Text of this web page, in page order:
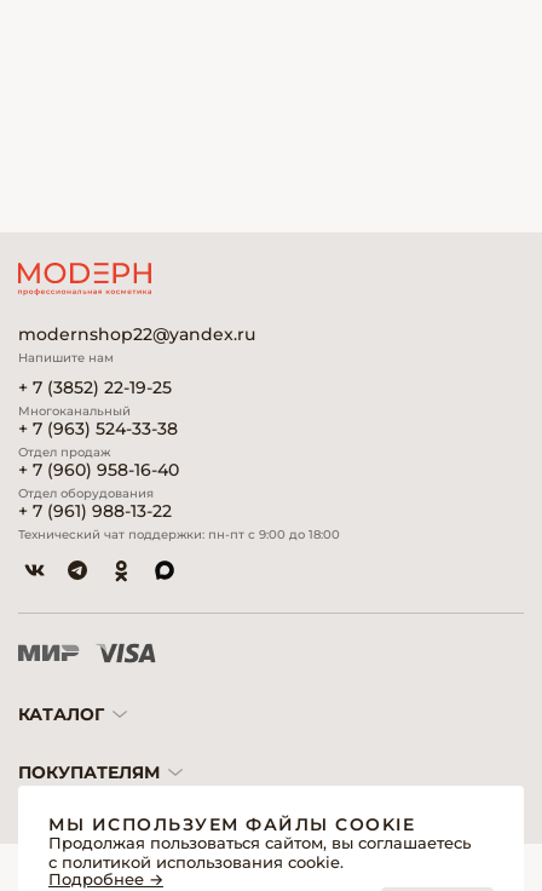
modernshop22@yandex.ru
Напишите нам
+ 7 (3852) 22-19-25
Многоканальный
+ 7 (963) 524-33-38
Отдел продаж
+ 7 (960) 958-16-40
Отдел оборудования
+ 7 (961) 988-13-22
Технический чат поддержки: пн-пт с 9:00 до 18:00
КАТАЛОГ
ПОКУПАТЕЛЯМ
© 2026 «Модерн»— Косметика и оборудование для профессионалов
Создание сайтов
МЫ ИСПОЛЬЗУЕМ ФАЙЛЫ COOKIE
Продолжая пользоваться сайтом, вы соглашаетесь
с политикой использования cookie.
Подробнее →